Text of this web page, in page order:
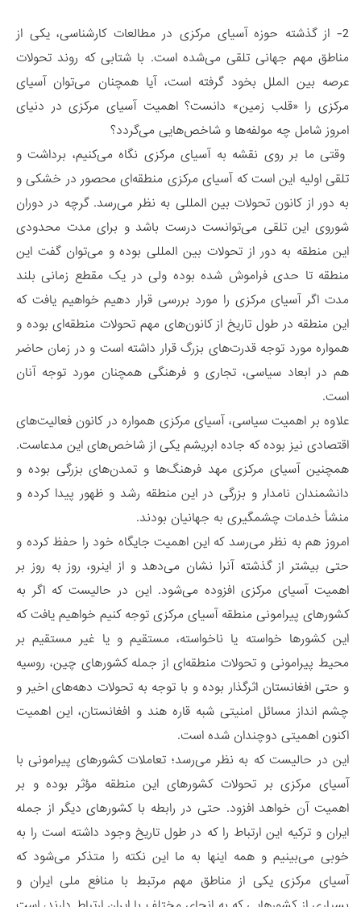
2- از گذشته حوزه آسیای مرکزی در مطالعات کارشناسی، یکی از
مناطق مهم جهانی تلقی می‌شده است. با شتابی که روند تحولات
عرصه بین الملل بخود گرفته است، آیا همچنان می‌توان آسیای
مرکزی را «قلب زمین» دانست؟ اهمیت آسیای مرکزی در دنیای
امروز شامل چه مولفه‌ها و شاخص‌هایی می‌گردد؟
وقتی ما بر روی نقشه به آسیای مرکزی نگاه می‌کنیم، برداشت و
تلقی اولیه این است که آسیای مرکزی منطقه‌ای محصور در خشکی و
به دور از کانون تحولات بین المللی به نظر می‌رسد. گرچه در دوران
شوروی این تلقی می‌توانست درست باشد و برای مدت محدودی
این منطقه به دور از تحولات بین المللی بوده و می‌توان گفت این
منطقه تا حدی فراموش شده بوده ولی در یک مقطع زمانی بلند
مدت اگر آسیای مرکزی را مورد بررسی قرار دهیم خواهیم یافت که
این منطقه در طول تاریخ از کانون‌های مهم تحولات منطقه‌ای بوده و
همواره مورد توجه قدرت‌های بزرگ قرار داشته است و در زمان حاضر
هم در ابعاد سیاسی، تجاری و فرهنگی همچنان مورد توجه آنان
است.
علاوه بر اهمیت سیاسی، آسیای مرکزی همواره در کانون فعالیت‌های
اقتصادی نیز بوده که جاده ابریشم یکی از شاخص‌های این مدعاست.
همچنین آسیای مرکزی مهد فرهنگ‌ها و تمدن‌های بزرگی بوده و
دانشمندان نامدار و بزرگی در این منطقه رشد و ظهور پیدا کرده و
منشأ خدمات چشمگیری به جهانیان بودند.
امروز هم به نظر می‌رسد که این اهمیت جایگاه خود را حفظ کرده و
حتی بیشتر از گذشته آنرا نشان می‌دهد و از اینرو، روز به روز بر
اهمیت آسیای مرکزی افزوده می‌شود. این در حالیست که اگر به
کشورهای پیرامونی منطقه آسیای مرکزی توجه کنیم خواهیم یافت که
این کشورها خواسته یا ناخواسته، مستقیم و یا غیر مستقیم بر
محیط پیرامونی و تحولات منطقه‌ای از جمله کشورهای چین، روسیه
و حتی افغانستان اثرگذار بوده و با توجه به تحولات دهه‌های اخیر و
چشم انداز مسائل امنیتی شبه قاره هند و افغانستان، این اهمیت
اکنون اهمیتی دوچندان شده است.
این در حالیست که به نظر می‌رسد؛ تعاملات کشورهای پیرامونی با
آسیای مرکزی بر تحولات کشورهای این منطقه مؤثر بوده و بر
اهمیت آن خواهد افزود. حتی در رابطه با کشورهای دیگر از جمله
ایران و ترکیه این ارتباط را که در طول تاریخ وجود داشته است را به
خوبی می‌بینیم و همه اینها به ما این نکته را متذکر می‌شود که
آسیای مرکزی یکی از مناطق مهم مرتبط با منافع ملی ایران و